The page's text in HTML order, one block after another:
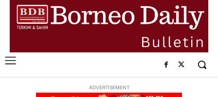
ADVERTISEMENT